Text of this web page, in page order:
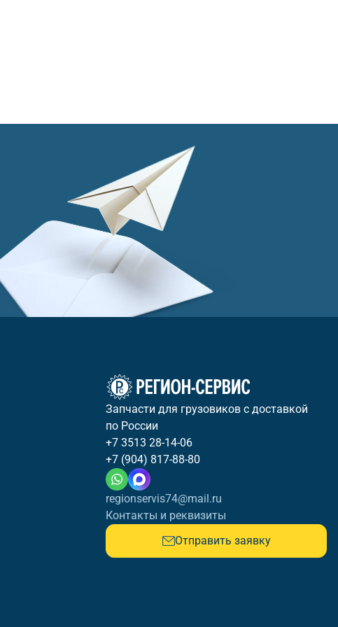
Запчасти для грузовиков с доставкой
по России
+7 3513 28-14-06
+7 (904) 817-88-80
regionservis74@mail.ru
Контакты и реквизиты
Отправить заявку